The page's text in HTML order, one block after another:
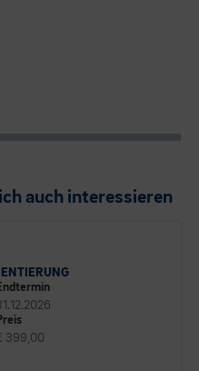
auch interessieren
399,00